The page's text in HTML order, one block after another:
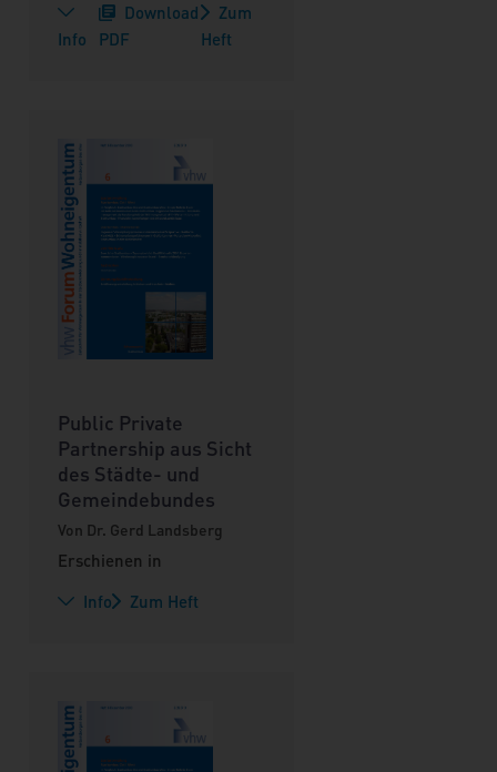
Info
Download
PDF
Zum
Heft
Public Private
Partnership aus Sicht
des Städte- und
Gemeindebundes
Von Dr. Gerd Landsberg
Erschienen in
Info
Zum Heft